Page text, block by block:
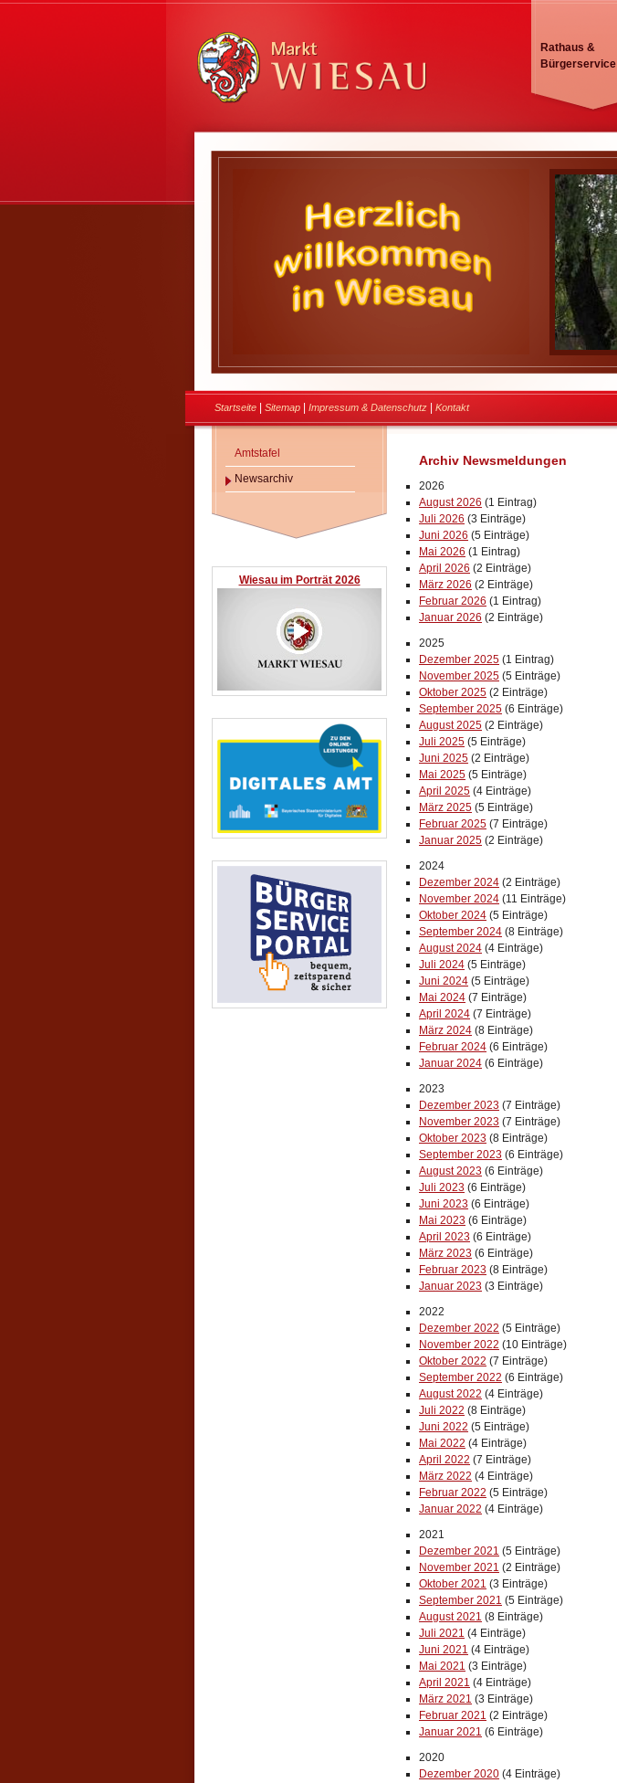
Rathaus &
Bürgerservice
Startseite Sitemap Impressum & Datenschutz Kontakt
Archiv Newsmeldungen
2026
August 2026 (1 Eintrag)
Juli 2026 (3 Einträge)
Juni 2026 (5 Einträge)
Mai 2026 (1 Eintrag)
April 2026 (2 Einträge)
März 2026 (2 Einträge)
Februar 2026 (1 Eintrag)
Januar 2026 (2 Einträge)
2025
Dezember 2025 (1 Eintrag)
November 2025 (5 Einträge)
Oktober 2025 (2 Einträge)
September 2025 (6 Einträge)
August 2025 (2 Einträge)
Juli 2025 (5 Einträge)
Juni 2025 (2 Einträge)
Mai 2025 (5 Einträge)
April 2025 (4 Einträge)
März 2025 (5 Einträge)
Februar 2025 (7 Einträge)
Januar 2025 (2 Einträge)
2024
Dezember 2024 (2 Einträge)
November 2024 (11 Einträge)
Oktober 2024 (5 Einträge)
September 2024 (8 Einträge)
August 2024 (4 Einträge)
Juli 2024 (5 Einträge)
Juni 2024 (5 Einträge)
Mai 2024 (7 Einträge)
April 2024 (7 Einträge)
März 2024 (8 Einträge)
Februar 2024 (6 Einträge)
Januar 2024 (6 Einträge)
2023
Dezember 2023 (7 Einträge)
November 2023 (7 Einträge)
Oktober 2023 (8 Einträge)
September 2023 (6 Einträge)
August 2023 (6 Einträge)
Juli 2023 (6 Einträge)
Juni 2023 (6 Einträge)
Mai 2023 (6 Einträge)
April 2023 (6 Einträge)
März 2023 (6 Einträge)
Februar 2023 (8 Einträge)
Januar 2023 (3 Einträge)
2022
Dezember 2022 (5 Einträge)
November 2022 (10 Einträge)
Oktober 2022 (7 Einträge)
September 2022 (6 Einträge)
August 2022 (4 Einträge)
Juli 2022 (8 Einträge)
Juni 2022 (5 Einträge)
Mai 2022 (4 Einträge)
April 2022 (7 Einträge)
März 2022 (4 Einträge)
Februar 2022 (5 Einträge)
Januar 2022 (4 Einträge)
2021
Dezember 2021 (5 Einträge)
November 2021 (2 Einträge)
Oktober 2021 (3 Einträge)
September 2021 (5 Einträge)
August 2021 (8 Einträge)
Juli 2021 (4 Einträge)
Juni 2021 (4 Einträge)
Mai 2021 (3 Einträge)
April 2021 (4 Einträge)
März 2021 (3 Einträge)
Februar 2021 (2 Einträge)
Januar 2021 (6 Einträge)
2020
Dezember 2020 (4 Einträge)
Amtstafel
Newsarchiv
Wiesau im Porträt 2026